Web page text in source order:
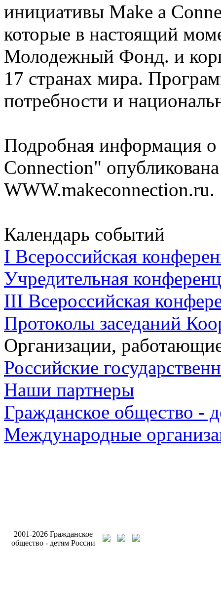
инициативы Make a
которые в настоящий
Молодежный Фонд. и
17 странах мира.
потребности и
Подробная информация
Connection"
WWW.makeconnection.ru.
Календарь событий
I Всероссийская
Учредительная
III Всероссийская
Протоколы заседаний
Организации,
Российские
Наши партнеры
Гражданское общество -
Международные
2001-2026 Гражданское
общество - детям России